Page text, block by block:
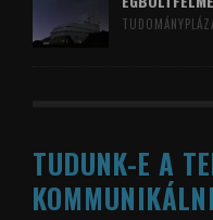
TUDUNK-E A